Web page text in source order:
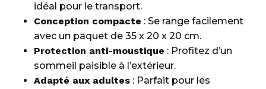
idéal pour le transport.
Conception compacte : Se range facilement
avec un paquet de 35 x 20 x 20 cm.
Protection anti-moustique : Profitez d’un
sommeil paisible à l’extérieur.
Adapté aux adultes: Parfait pour les